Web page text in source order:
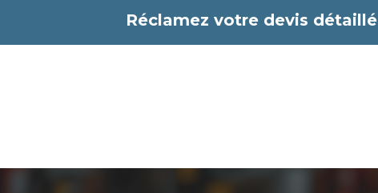
contenu
Réclamez votre devis